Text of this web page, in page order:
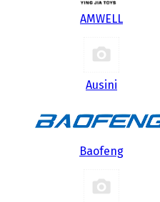
AMWELL
Ausini
Baofeng